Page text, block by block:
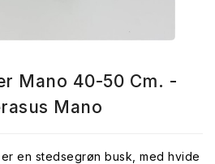
Mano 40-50 Cm. -
Mano
en stedsegrøn busk, med hvide